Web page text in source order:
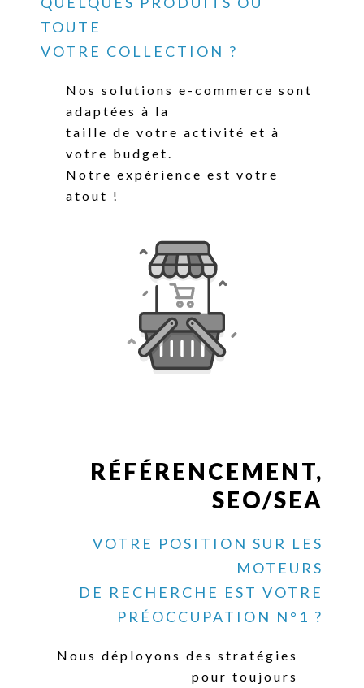
TOUTE
VOTRE COLLECTION ?
Nos solutions e-commerce sont
adaptées à la
taille de votre activité et à
votre budget.
Notre expérience est votre
atout !
RÉFÉRENCEMENT,
SEO/SEA
VOTRE POSITION SUR LES
MOTEURS
DE RECHERCHE EST VOTRE
PRÉOCCUPATION N°1 ?
Nous déployons des stratégies
pour toujours